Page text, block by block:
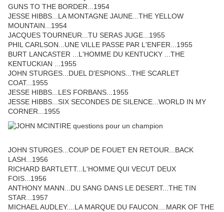
GUNS TO THE BORDER...1954
JESSE HIBBS...LA MONTAGNE JAUNE...THE YELLOW
MOUNTAIN...1954
JACQUES TOURNEUR...TU SERAS JUGE...1955
PHIL CARLSON...UNE VILLE PASSE PAR L'ENFER...1955
BURT LANCASTER ...L'HOMME DU KENTUCKY ...THE
KENTUCKIAN ...1955
JOHN STURGES...DUEL D'ESPIONS...THE SCARLET
COAT...1955
JESSE HIBBS...LES FORBANS...1955
JESSE HIBBS...SIX SECONDES DE SILENCE...WORLD IN MY
CORNER...1955
JOHN STURGES...COUP DE FOUET EN RETOUR...BACK
LASH...1956
RICHARD BARTLETT...L'HOMME QUI VECUT DEUX
FOIS...1956
ANTHONY MANN...DU SANG DANS LE DESERT...THE TIN
STAR...1957
MICHAEL AUDLEY....LA MARQUE DU FAUCON....MARK OF THE